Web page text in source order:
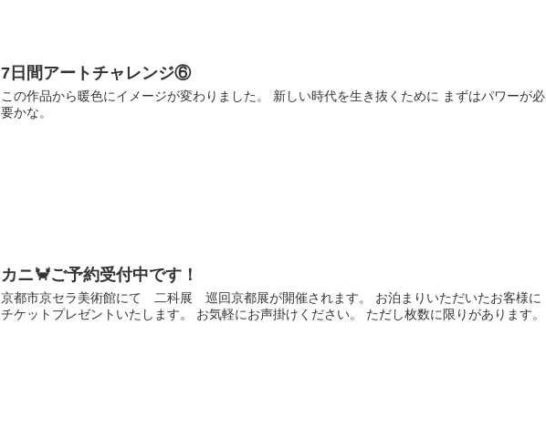
7日間アートチャレンジ⑥
この作品から暖色にイメージが変わりました。 新しい時代を生き抜くために まずはパワーが必
要かな。
カニ🦀ご予約受付中です！
京都市京セラ美術館にて 二科展 巡回京都展が開催されます。 お泊まりいただいたお客様に
チケットプレゼントいたします。 お気軽にお声掛けください。 ただし枚数に限りがあります。